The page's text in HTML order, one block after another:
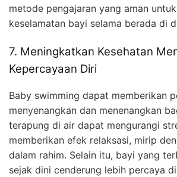
metode pengajaran yang aman
keselamatan bayi selama berada di
7. Meningkatkan Kesehatan
Kepercayaan Diri
Baby swimming dapat memberikan
menyenangkan dan menenangkan
terapung di air dapat mengurangi
memberikan efek relaksasi, mirip
dalam rahim. Selain itu, bayi yang
sejak dini cenderung lebih percaya